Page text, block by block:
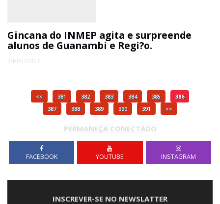
Gincana do INMEP agita e surpreende
alunos de Guanambi e Regi?o.
24/05/2017
<< 381 382 383 384 385
386
387
388 389 390 391 >>
PERMANEÇA CONECTADO
FACEBOOK YOUTUBE INSTAGRAM
INSCREVER-SE NO NEWSLATTER